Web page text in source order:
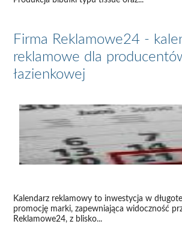
Firma Reklamowe24 -
reklamowe dla
łazienkowej
Kalendarz reklamowy to inwestycja w
promocję marki, zapewniająca widoczność
Reklamowe24, z blisko...